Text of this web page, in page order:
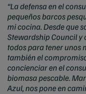
“La defensa en el
pequeños barcos
mi cocina. Desde que
Stewardship Council y
todos para tener unos
también el
concienciar en el
biomasa pescable.
Azul, nos pone en